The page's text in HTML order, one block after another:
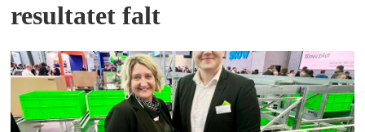
resultatet falt